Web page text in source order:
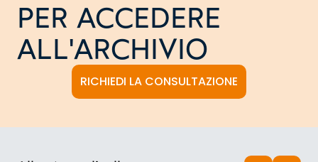
PER ACCEDERE
ALL'ARCHIVIO
RICHIEDI LA CONSULTAZIONE